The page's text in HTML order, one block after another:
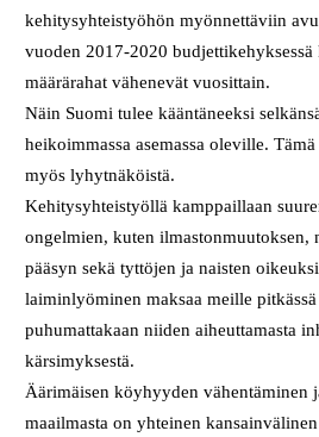
kehitysyhteistyöhön myönnettäviin
vuoden 2017-2020
määrärahat vähenevät vuosittain.
Näin Suomi tulee kääntäneeksi
heikoimmassa asemassa oleville.
myös lyhytnäköistä.
Kehitysyhteistyöllä kamppaillaan
ongelmien, kuten ilmastonmuutoksen,
pääsyn sekä tyttöjen ja naisten
laiminlyöminen maksaa meille
puhumattakaan niiden aiheuttamasta
kärsimyksestä.
Äärimäisen köyhyyden vähentäminen
maailmasta on yhteinen